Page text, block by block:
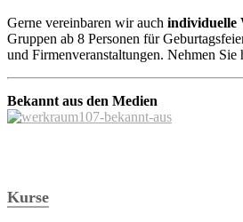
Gerne vereinbaren wir auch individuelle
Gruppen ab 8 Personen für
und Firmenveranstaltungen. Nehmen Sie
Bekannt aus den Medien
Kurse